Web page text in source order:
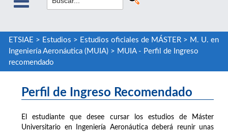
ETSIAE > Estudios > Estudios oficiales de MÁSTER> M. U. en
Ingeniería Aeronáutica (MUIA)> MUIA - Perfil de Ingreso
recomendado
Perfil de Ingreso Recomendado
El estudiante que desee cursar los estudios de Máster
Universitario en Ingeniería Aeronáutica deberá reunir unas